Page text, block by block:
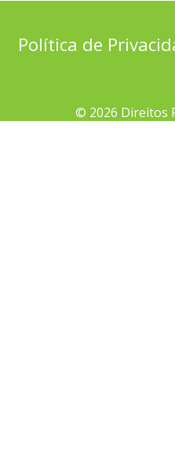
Política de
© 2026 Direitos